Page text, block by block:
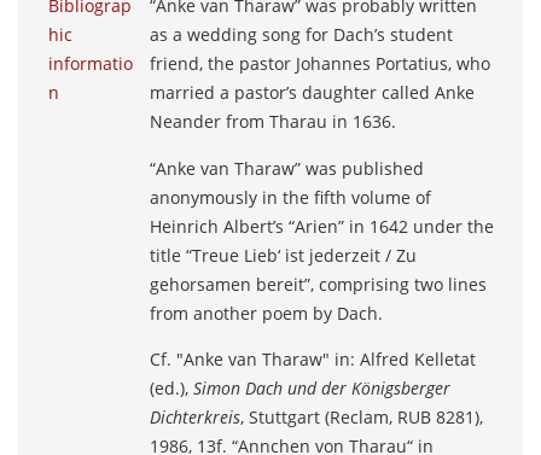
Bibliograp
hic
informatio
n
“Anke van Tharaw” was probably written
as a wedding song for Dach’s student
friend, the pastor Johannes Portatius, who
married a pastor’s daughter called Anke
Neander from Tharau in 1636.
“Anke van Tharaw” was published
anonymously in the fifth volume of
Heinrich Albert’s “Arien” in 1642 under the
title “Treue Lieb‘ ist jederzeit / Zu
gehorsamen bereit”, comprising two lines
from another poem by Dach.
Cf. "Anke van Tharaw" in: Alfred Kelletat
(ed.), Simon Dach und der Königsberger
Dichterkreis, Stuttgart (Reclam, RUB 8281),
1986, 13f. “Annchen von Tharau“ in